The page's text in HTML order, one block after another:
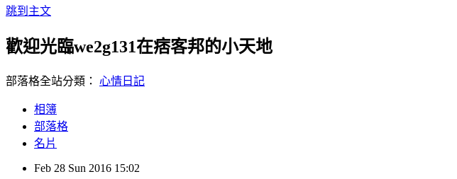
跳到主文
歡迎光臨we2g131在痞客邦的小天地
部落格全站分類： 心情日記
相簿
部落格
名片
Feb 28 Sun 2016 15:02